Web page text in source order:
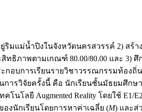
แม่น้ำปิงในจังหวัดนครสวรรค์ 2) สร้า
าพตามเกณฑ์ 80.00/80.00 และ 3) ศึ
ะกอบการเรียนรายวิชาวรรณกรรมท้
ารวิจัยครั้งนี้ คือ นักเรียนชั้นมัธยมศึก
โนโลยี Augmented Reality โดยใช้
องนักเรียนโดยการหาค่าเฉลี่ย (M) และส่